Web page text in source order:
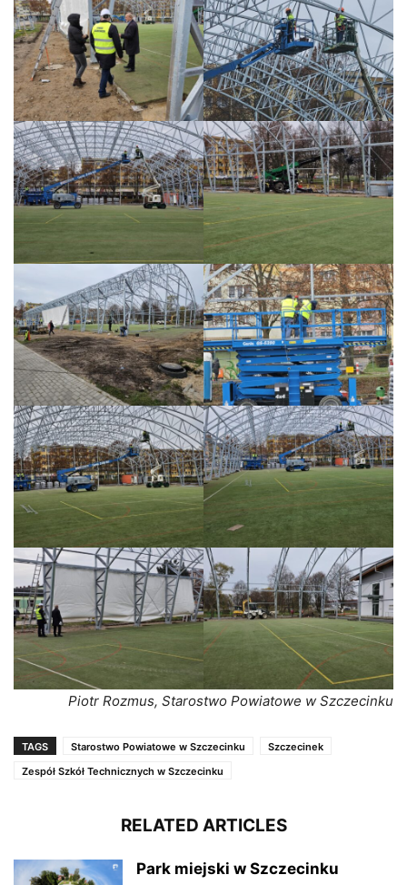
Piotr Rozmus, Starostwo Powiatowe w Szczecinku
TAGS Starostwo Powiatowe w Szczecinku
Szczecinek
Zespół Szkół Technicznych w Szczecinku
RELATED ARTICLES
Park miejski w Szczecinku